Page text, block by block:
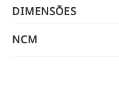
DIMENSÕES
NCM